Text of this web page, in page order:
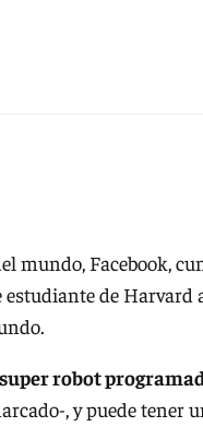
mundo, Facebook,
de Harvard
super robot
, y puede tener